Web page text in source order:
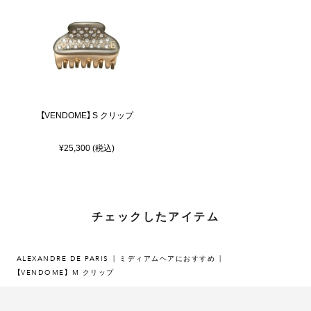
【VENDOME】 S クリップ
¥25,300 (税込)
チェックしたアイテム
ALEXANDRE DE PARIS
ミディアムヘアにおすすめ
【VENDOME】 M クリップ